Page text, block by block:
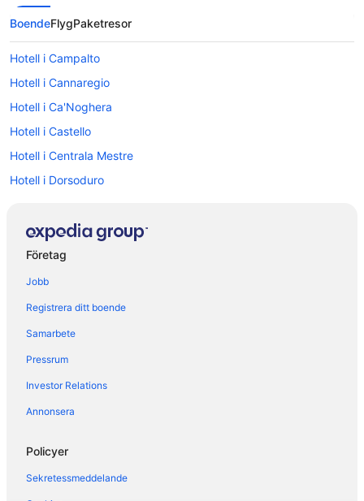
BoendeFlygPaketresor
Hotell i Campalto
Hotell i Cannaregio
Hotell i Ca'Noghera
Hotell i Castello
Hotell i Centrala Mestre
Hotell i Dorsoduro
Hotell i Arcade
Hotell i Asolo
Hotell i Badoere
Hotell i Conegliano
Hotell i Peseggia
Hotell i Spinea
Företag
Jobb
Registrera ditt boende
Samarbete
Pressrum
Investor Relations
Annonsera
Policyer
Sekretessmeddelande